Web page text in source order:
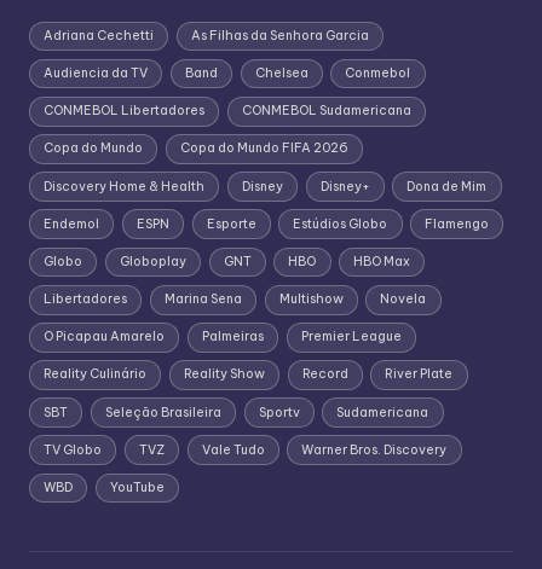
Adriana Cechetti As Filhas da Senhora Garcia
Audiencia da TV Band Chelsea Conmebol
CONMEBOL Libertadores CONMEBOL Sudamericana
Copa do Mundo Copa do Mundo FIFA 2026
Discovery Home & Health Disney Disney+ Dona de Mim
Endemol ESPN Esporte Estúdios Globo Flamengo
Globo Globoplay GNT HBO HBO Max
Libertadores Marina Sena Multishow Novela
O Picapau Amarelo Palmeiras Premier League
Reality Culinário Reality Show Record River Plate
SBT Seleção Brasileira Sportv Sudamericana
TV Globo TVZ Vale Tudo Warner Bros. Discovery
WBD YouTube